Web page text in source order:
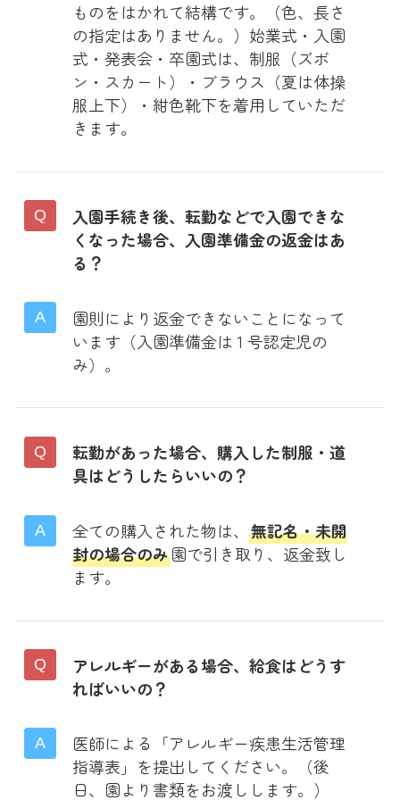
ものをはかれて結構です。（色、長さ
の指定はありません。）始業式・入園
式・発表会・卒園式は、制服（ズボ
ン・スカート）・ブラウス（夏は体操
服上下）・紺色靴下を着用していただ
きます。
入園手続き後、転勤などで入園できな
くなった場合、入園準備金の返金はあ
る？
園則により返金できないことになって
います（入園準備金は 1 号認定児の
み）。
転勤があった場合、購入した制服・道
具はどうしたらいいの？
全ての購入された物は、 無記名・未開
封の場合のみ園で引き取り、返金致し
ます。
アレルギーがある場合、給食はどうす
ればいいの？
医師による「アレルギー疾患生活管理
指導表」を提出してください。（後
日、園より書類をお渡しします。）